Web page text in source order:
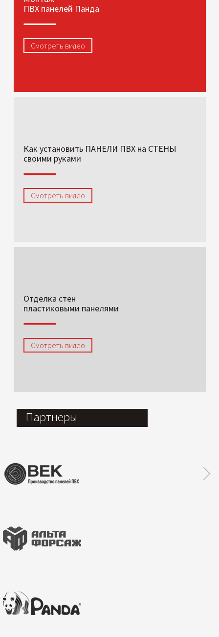
ПВХ панелей Панда
Смотреть видео
Как установить ПАНЕЛИ ПВХ на СТЕНЫ
своими руками
Смотреть видео
Отделка стен
пластиковыми панелями
Смотреть видео
Партнеры